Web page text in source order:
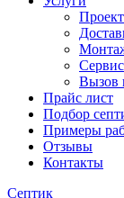
Вызов
Прайс лист
Подбор
Примеры
Отзывы
Контакты
Септик